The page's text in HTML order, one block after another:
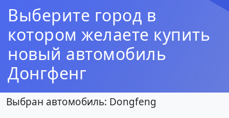
Выберите город в
котором желаете купить
новый автомобиль
Донгфенг
Выбран автомобиль: Dongfeng